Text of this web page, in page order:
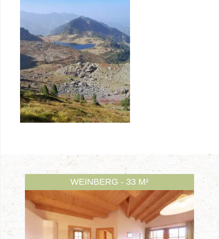
WEINBERG - 33 M²